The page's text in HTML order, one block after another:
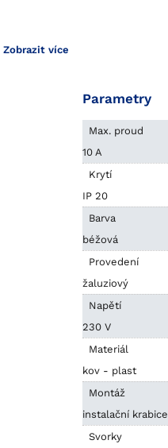
Zobrazit více
Parametry
Max. proud
10 A
Krytí
IP 20
Barva
béžová
Provedení
žaluziový
Napětí
230 V
Materiál
kov - plast
Montáž
instalační krabice
Svorky